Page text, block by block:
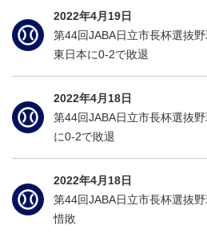
2022年4月19日
第44回JABA日立市長杯選抜
東日本に0-2で敗退
2022年4月18日
第44回JABA日立市長杯選抜
に0-2で敗退
2022年4月18日
第44回JABA日立市長杯選抜
惜敗